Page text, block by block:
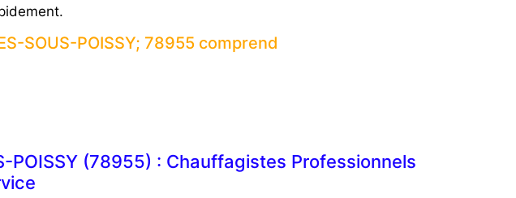
SOUS-POISSY; 78955 comprend
POISSY (78955) : Chauffagistes Professionnels